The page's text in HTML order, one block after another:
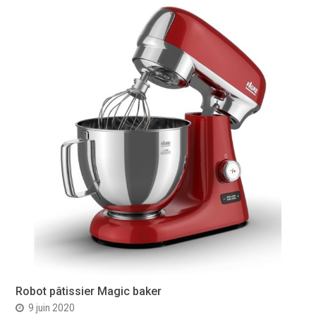
Robot pâtissier Magic baker
9 juin 2020